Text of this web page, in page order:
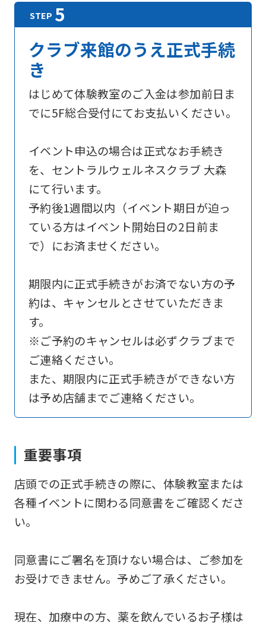
クラブ来館のうえ正式手続
き
はじめて体験教室のご入金は参加前日ま
でに5F総合受付にてお支払いください。
イベント申込の場合は正式なお手続き
を、セントラルウェルネスクラブ 大森
にて行います。
予約後1週間以内（イベント期日が迫っ
ている方はイベント開始日の2日前ま
で）にお済ませください。
期限内に正式手続きがお済でない方の予
約は、キャンセルとさせていただきま
す。
※ご予約のキャンセルは必ずクラブまで
ご連絡ください。
また、期限内に正式手続きができない方
は予め店舗までご連絡ください。
重要事項
店頭での正式手続きの際に、体験教室または
各種イベントに関わる同意書をご確認くださ
い。
同意書にご署名を頂けない場合は、ご参加を
お受けできません。予めご了承ください。
現在、加療中の方、薬を飲んでいるお子様は
foreigners
Sports
official
website
is
automatically
translated
into
English.
Click
the
link
below
(start
automatic
translation)
to
return
to
However,
if
an
automatic
service,